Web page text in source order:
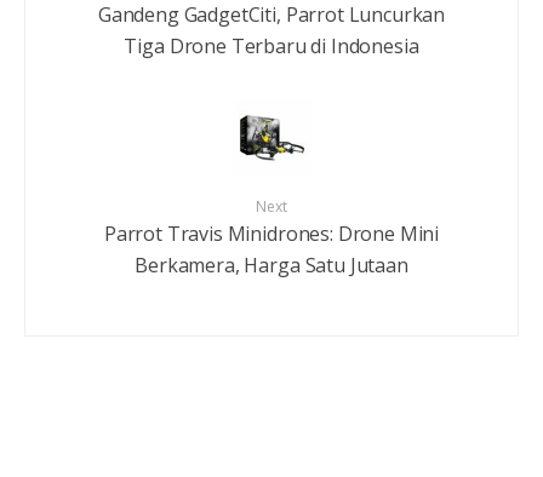
Gandeng GadgetCiti, Parrot Luncurkan
Tiga Drone Terbaru di Indonesia
Next
Parrot Travis Minidrones: Drone Mini
Berkamera, Harga Satu Jutaan